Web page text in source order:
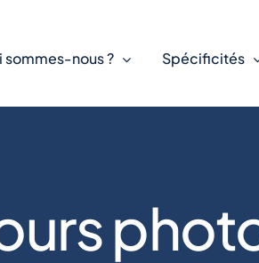
sommes-nous ? Spécificités